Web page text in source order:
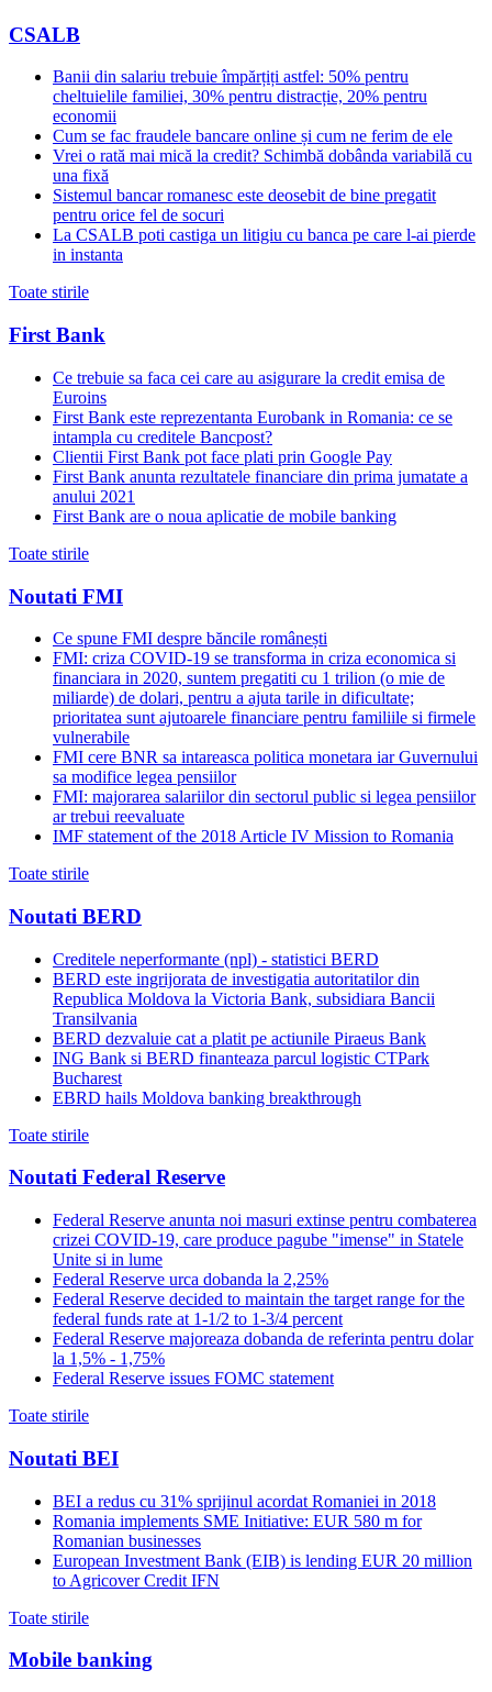
CSALB
Banii din salariu trebuie împărțiți astfel: 50% pentru
cheltuielile familiei, 30% pentru distracție, 20% pentru
economii
Cum se fac fraudele bancare online și cum ne ferim de ele
Vrei o rată mai mică la credit? Schimbă dobânda variabilă cu
una fixă
Sistemul bancar romanesc este deosebit de bine pregatit
pentru orice fel de socuri
La CSALB poti castiga un litigiu cu banca pe care l-ai pierde
in instanta
Toate stirile
First Bank
Ce trebuie sa faca cei care au asigurare la credit emisa de
Euroins
First Bank este reprezentanta Eurobank in Romania: ce se
intampla cu creditele Bancpost?
Clientii First Bank pot face plati prin Google Pay
First Bank anunta rezultatele financiare din prima jumatate a
anului 2021
First Bank are o noua aplicatie de mobile banking
Toate stirile
Noutati FMI
Ce spune FMI despre băncile românești
FMI: criza COVID-19 se transforma in criza economica si
financiara in 2020, suntem pregatiti cu 1 trilion (o mie de
miliarde) de dolari, pentru a ajuta tarile in dificultate;
prioritatea sunt ajutoarele financiare pentru familiile si firmele
vulnerabile
FMI cere BNR sa intareasca politica monetara iar Guvernului
sa modifice legea pensiilor
FMI: majorarea salariilor din sectorul public si legea pensiilor
ar trebui reevaluate
IMF statement of the 2018 Article IV Mission to Romania
Toate stirile
Noutati BERD
Creditele neperformante (npl) - statistici BERD
BERD este ingrijorata de investigatia autoritatilor din
Republica Moldova la Victoria Bank, subsidiara Bancii
Transilvania
BERD dezvaluie cat a platit pe actiunile Piraeus Bank
ING Bank si BERD finanteaza parcul logistic CTPark
Bucharest
EBRD hails Moldova banking breakthrough
Toate stirile
Noutati Federal Reserve
Federal Reserve anunta noi masuri extinse pentru combaterea
crizei COVID-19, care produce pagube "imense" in Statele
Unite si in lume
Federal Reserve urca dobanda la 2,25%
Federal Reserve decided to maintain the target range for the
federal funds rate at 1-1/2 to 1-3/4 percent
Federal Reserve majoreaza dobanda de referinta pentru dolar
la 1,5% - 1,75%
Federal Reserve issues FOMC statement
Toate stirile
Noutati BEI
BEI a redus cu 31% sprijinul acordat Romaniei in 2018
Romania implements SME Initiative: EUR 580 m for
Romanian businesses
European Investment Bank (EIB) is lending EUR 20 million
to Agricover Credit IFN
Toate stirile
Mobile banking